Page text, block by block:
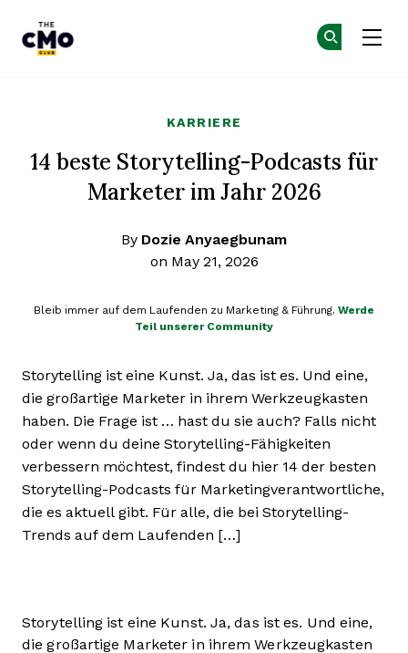
KARRIERE
14 beste Storytelling-Podcasts für
Marketer im Jahr 2026
By Dozie Anyaegbunam
on May 21, 2026
Bleib immer auf dem Laufenden zu Marketing & Führung. Werde
Teil unserer Community
Storytelling ist eine Kunst. Ja, das ist es. Und eine,
die großartige Marketer in ihrem Werkzeugkasten
haben. Die Frage ist … hast du sie auch? Falls nicht
oder wenn du deine Storytelling-Fähigkeiten
verbessern möchtest, findest du hier 14 der besten
Storytelling-Podcasts für Marketingverantwortliche,
die es aktuell gibt. Für alle, die bei Storytelling-
Trends auf dem Laufenden […]
Storytelling ist eine Kunst. Ja, das ist es. Und eine,
die großartige Marketer in ihrem Werkzeugkasten